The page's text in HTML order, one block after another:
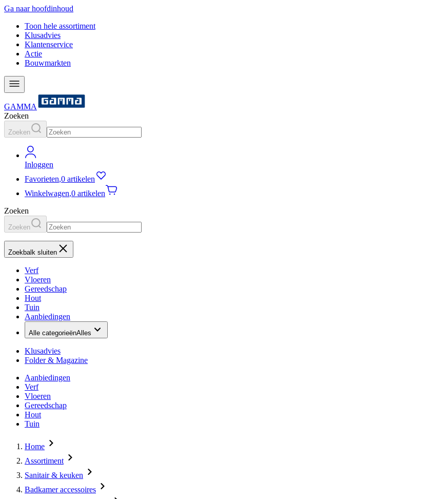
Ga naar hoofdinhoud
Toon hele assortiment
Klusadvies
Klantenservice
Actie
Bouwmarkten
GAMMA
Zoeken
Zoeken
Inloggen
Favorieten,0 artikelen
Winkelwagen,0 artikelen
Zoeken
Zoeken
Zoekbalk sluiten
Verf
Vloeren
Gereedschap
Hout
Tuin
Aanbiedingen
Alle categorieënAlles
Klusadvies
Folder & Magazine
Aanbiedingen
Verf
Vloeren
Gereedschap
Hout
Tuin
Home
Assortiment
Sanitair & keuken
Badkamer accessoires